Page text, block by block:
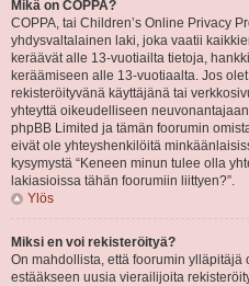
Mikä on COPPA?
COPPA, tai Children’s Online Privacy
yhdysvaltalainen laki, joka vaatii
keräävät alle 13-vuotiailta tietoja,
keräämiseen alle 13-vuotiaalta. Jos
rekisteröityvänä käyttäjänä tai
yhteyttä oikeudelliseen
phpBB Limited ja tämän foorumin
eivät ole yhteyshenkilöitä
kysymystä “Keneen minun tulee olla
lakiasioissa tähän foorumiin liittyen?”.
Ylös
Miksi en voi rekisteröityä?
On mahdollista, että foorumin
estääkseen uusia vierailijoita